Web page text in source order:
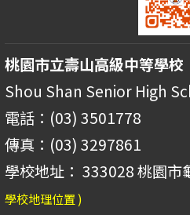
桃園市立壽山高級中等學校
Shou Shan Senior High
電話：(03) 3501778
傳真：(03) 3297861
學校地址： 333028 桃園市
學校地理位置 )